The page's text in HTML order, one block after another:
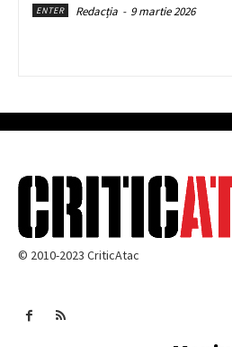
ENTER Redacția - 9 martie 2026
© 2010-2023 CriticAtac